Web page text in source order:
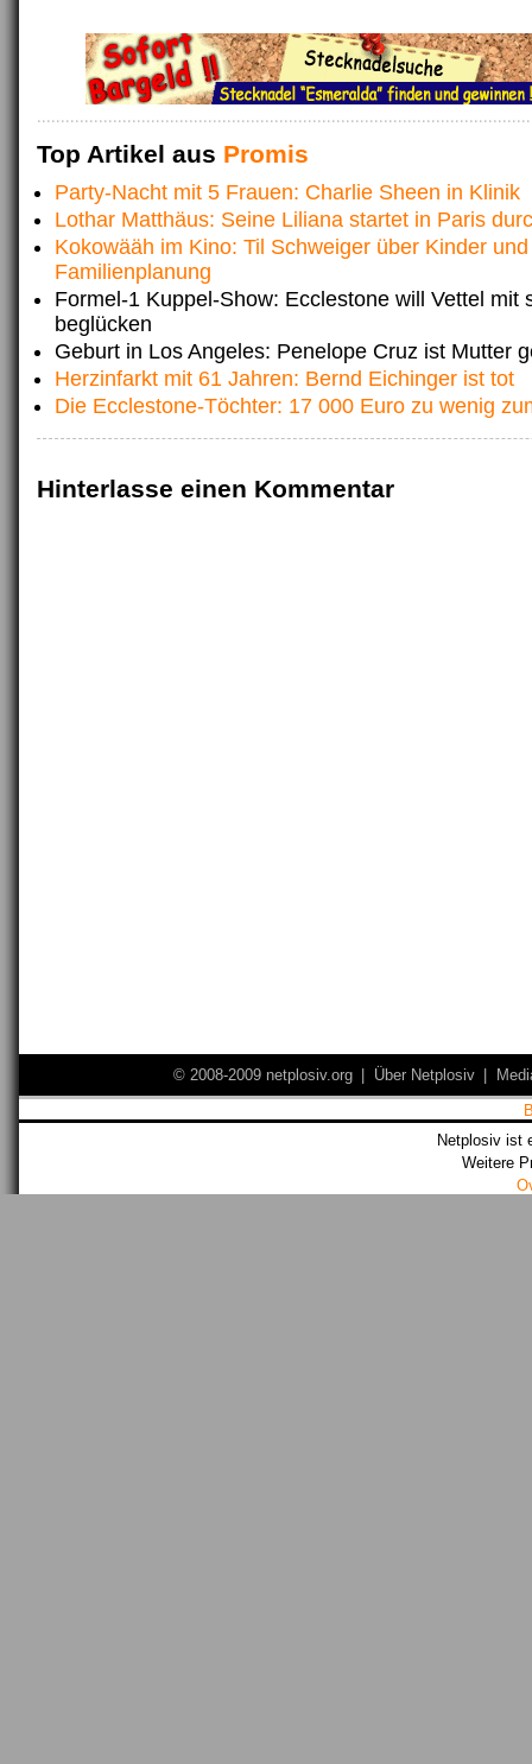
Top Artikel aus Promis
Party-Nacht mit 5 Frauen: Charlie Sheen in Klinik
Lothar Matthäus: Seine Liliana startet in Paris
Kokowääh im Kino: Til Schweiger über Kinder und
Familienplanung
Formel-1 Kuppel-Show: Ecclestone will Vettel mit
beglücken
Geburt in Los Angeles: Penelope Cruz ist Mutter
Herzinfarkt mit 61 Jahren: Bernd Eichinger ist tot
Die Ecclestone-Töchter: 17 000 Euro zu wenig
Hinterlasse einen Kommentar
© 2008-2009 netplosiv.org Über Netplosiv
Netplosiv ist
Weitere